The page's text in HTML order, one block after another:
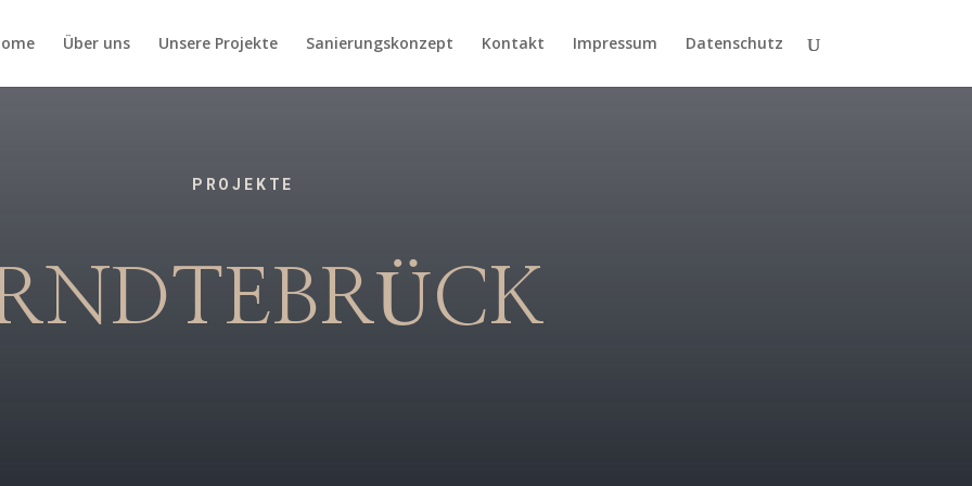
Über uns Unsere Projekte Sanierungskonzept Kontakt Impressum Datenschutz
PROJEKTE